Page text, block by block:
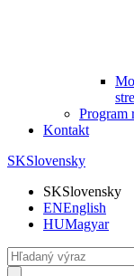
Program
Kontakt
SKSlovensky
SKSlovensky
ENEnglish
HUMagyar